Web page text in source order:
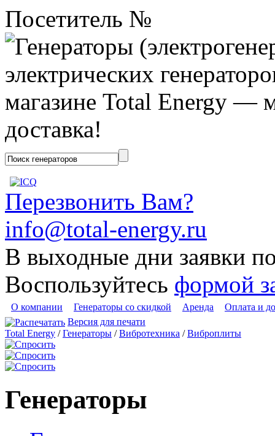
Посетитель №
Перезвонить Вам?
info@total-energy.ru
В выходные дни заявки
Воспользуйтесь формой
О компании Генераторы со скидкой Аренда
Оплата и
Версия для печати
Total Energy /Генераторы /Вибротехника /Виброплиты
Генераторы